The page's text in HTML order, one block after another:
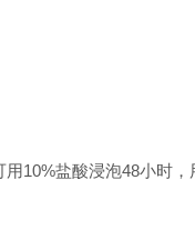
10%盐酸浸泡48小时，